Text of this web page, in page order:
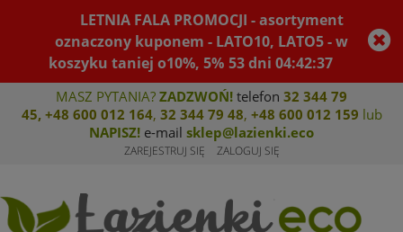
LETNIA FALA PROMOCJI - asortyment
oznaczony kuponem - LATO10, LATO5 - w
koszyku taniej o10%, 5% 53dni04:42:37
MASZ PYTANIA? ZADZWOŃ! telefon 32 344 79
45, +48 600 012 164, 32 344 79 48, +48 600 012 159 lub
NAPISZ! e-mail sklep@lazienki.eco
ZAREJESTRUJ SIĘ ZALOGUJ SIĘ